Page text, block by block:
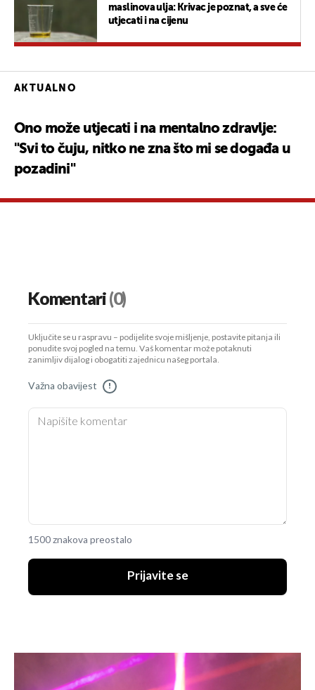
maslinova ulja: Krivac je poznat, a sve će
utjecati i na cijenu
AKTUALNO
Ono može utjecati i na mentalno zdravlje:
"Svi to čuju, nitko ne zna što mi se događa u
pozadini"
Komentari(0)
Uključite se u raspravu – podijelite svoje mišljenje, postavite pitanja ili
ponudite svoj pogled na temu. Vaš komentar može potaknuti
zanimljiv dijalog i obogatiti zajednicu našeg portala.
Važna obavijest !
1500 znakova preostalo
Prijavite se